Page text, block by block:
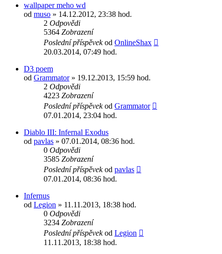
wallpaper meho wd
od muso » 14.12.2012, 23:38 hod.
2 Odpovědi
5364 Zobrazení
Poslední příspěvekod OnlineShax
20.03.2014, 07:49 hod.
D3 poem
od Grammator» 19.12.2013, 15:59 hod.
2 Odpovědi
4223 Zobrazení
Poslední příspěvekod Grammator
07.01.2014, 23:04 hod.
Diablo III: Infernal Exodus
od pavlas » 07.01.2014, 08:36 hod.
0 Odpovědi
3585 Zobrazení
Poslední příspěvekod pavlas
07.01.2014, 08:36 hod.
Infernus
od Legion » 11.11.2013, 18:38 hod.
0 Odpovědi
3234 Zobrazení
Poslední příspěvekod Legion
11.11.2013, 18:38 hod.